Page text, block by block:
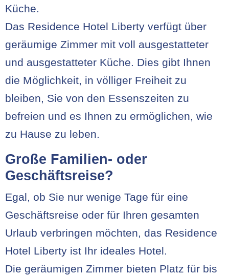
Küche.
Das Residence Hotel Liberty verfügt über
geräumige Zimmer mit voll ausgestatteter
und ausgestatteter Küche. Dies gibt Ihnen
die Möglichkeit, in völliger Freiheit zu
bleiben, Sie von den Essenszeiten zu
befreien und es Ihnen zu ermöglichen, wie
zu Hause zu leben.
Große Familien- oder
Geschäftsreise?
Egal, ob Sie nur wenige Tage für eine
Geschäftsreise oder für Ihren gesamten
Urlaub verbringen möchten, das Residence
Hotel Liberty ist Ihr ideales Hotel.
Die geräumigen Zimmer bieten Platz für bis